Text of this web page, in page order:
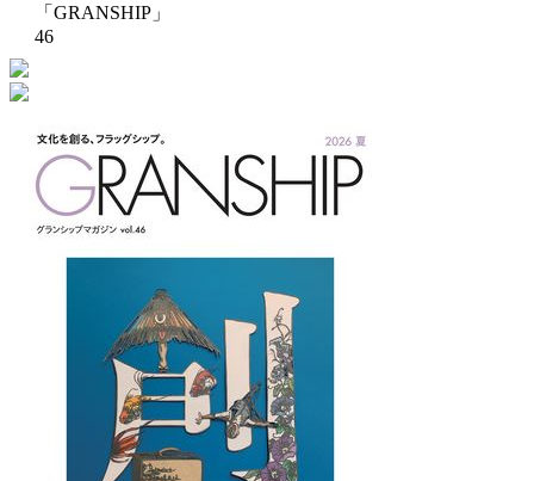
「GRANSHIP」
46